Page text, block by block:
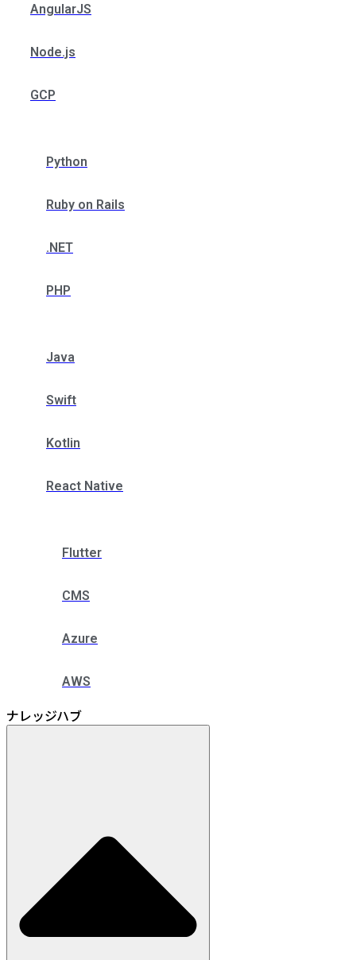
AngularJS
Node.js
GCP
Python
Ruby on Rails
.NET
PHP
Java
Swift
Kotlin
React Native
Flutter
CMS
Azure
AWS
ナレッジハブ